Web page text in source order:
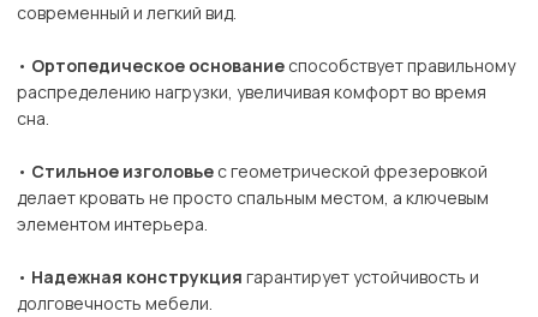
современный и легкий вид.
• Ортопедическое основание способствует правильному
распределению нагрузки, увеличивая комфорт во время
сна.
• Стильное изголовье с геометрической фрезеровкой
делает кровать не просто спальным местом, а ключевым
элементом интерьера.
• Надежная конструкция гарантирует устойчивость и
долговечность мебели.